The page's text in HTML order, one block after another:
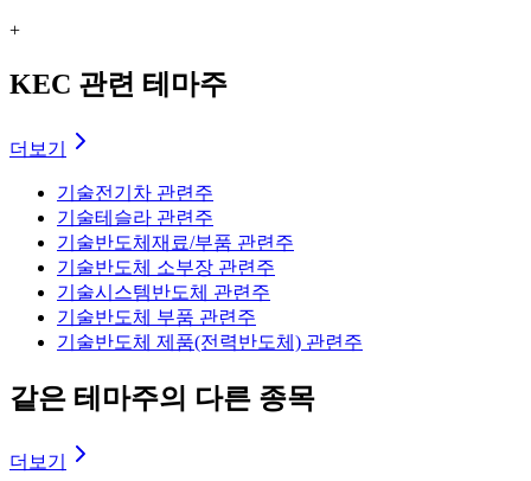
+
KEC 관련 테마주
더보기
기술전기차 관련주
기술테슬라 관련주
기술반도체재료/부품 관련주
기술반도체 소부장 관련주
기술시스템반도체 관련주
기술반도체 부품 관련주
기술반도체 제품(전력반도체) 관련주
같은 테마주의 다른 종목
더보기